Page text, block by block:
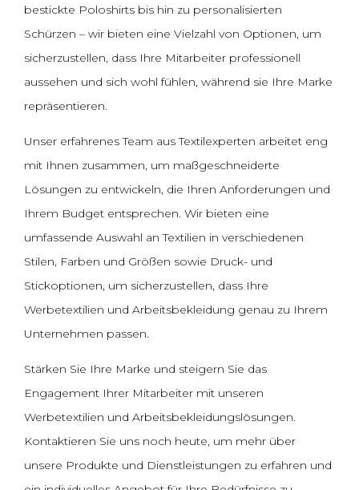
bestickte Poloshirts bis hin zu personalisierten
Schürzen – wir bieten eine Vielzahl von Optionen, um
sicherzustellen, dass Ihre Mitarbeiter professionell
aussehen und sich wohl fühlen, während sie Ihre Marke
repräsentieren.
Unser erfahrenes Team aus Textilexperten arbeitet eng
mit Ihnen zusammen, um maßgeschneiderte
Lösungen zu entwickeln, die Ihren Anforderungen und
Ihrem Budget entsprechen. Wir bieten eine
umfassende Auswahl an Textilien in verschiedenen
Stilen, Farben und Größen sowie Druck- und
Stickoptionen, um sicherzustellen, dass Ihre
Werbetextilien und Arbeitsbekleidung genau zu Ihrem
Unternehmen passen.
Stärken Sie Ihre Marke und steigern Sie das
Engagement Ihrer Mitarbeiter mit unseren
Werbetextilien und Arbeitsbekleidungslösungen.
Kontaktieren Sie uns noch heute, um mehr über
unsere Produkte und Dienstleistungen zu erfahren und